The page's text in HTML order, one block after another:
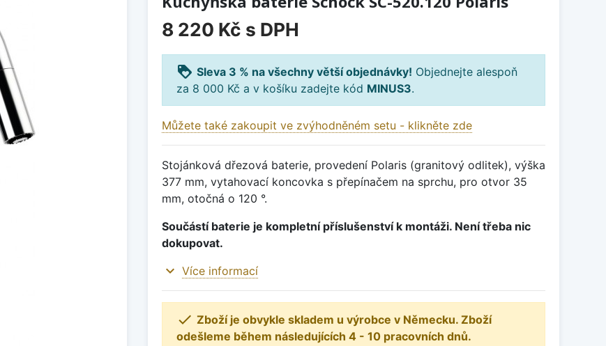
8 220 Kč s DPH
loyalty Sleva 3 % na všechny větší objednávky! Objednejte alespoň
za 8 000 Kč a v košíku zadejte kód MINUS3.
Můžete také zakoupit ve zvýhodněném setu - klikněte zde
Stojánková dřezová baterie, provedení Polaris (granitový odlitek), výška
377 mm, vytahovací koncovka s přepínačem na sprchu, pro otvor 35
mm, otočná o 120 °.
Součástí baterie je kompletní příslušenství k montáži. Není třeba nic
dokupovat.
expand_more Více informací
 Zboží je obvykle skladem u výrobce v Německu. Zboží
odešleme během následujících 4 - 10 pracovních dnů.